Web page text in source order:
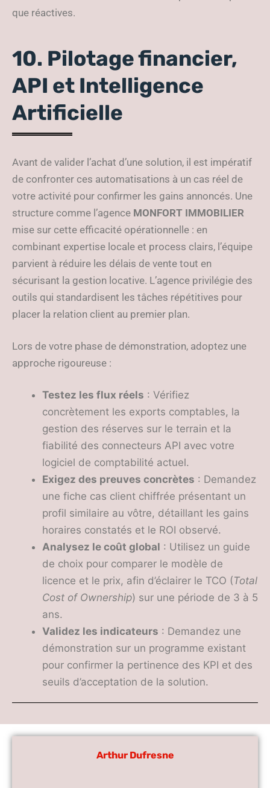
que réactives.
10. Pilotage financier,
API et Intelligence
Artificielle
Avant de valider l’achat d’une solution, il est impératif
de confronter ces automatisations à un cas réel de
votre activité pour confirmer les gains annoncés. Une
structure comme l’agence MONFORT IMMOBILIER
mise sur cette efficacité opérationnelle : en
combinant expertise locale et process clairs, l’équipe
parvient à réduire les délais de vente tout en
sécurisant la gestion locative. L’agence privilégie des
outils qui standardisent les tâches répétitives pour
placer la relation client au premier plan.
Lors de votre phase de démonstration, adoptez une
approche rigoureuse :
Testez les flux réels : Vérifiez
concrètement les exports comptables, la
gestion des réserves sur le terrain et la
fiabilité des connecteurs API avec votre
logiciel de comptabilité actuel.
Exigez des preuves concrètes : Demandez
une fiche cas client chiffrée présentant un
profil similaire au vôtre, détaillant les gains
horaires constatés et le ROI observé.
Analysez le coût global : Utilisez un guide
de choix pour comparer le modèle de
licence et le prix, afin d’éclairer le TCO (Total
Cost of Ownership) sur une période de 3 à 5
ans.
Validez les indicateurs : Demandez une
démonstration sur un programme existant
pour confirmer la pertinence des KPI et des
seuils d’acceptation de la solution.
Arthur Dufresne